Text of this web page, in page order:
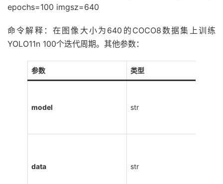
epochs=100 imgsz=640
命令解释：在图像大小为640的COCO8数据集上训练
YOLO11n 100个迭代周期。其他参数：
参数 类型
model str
data str